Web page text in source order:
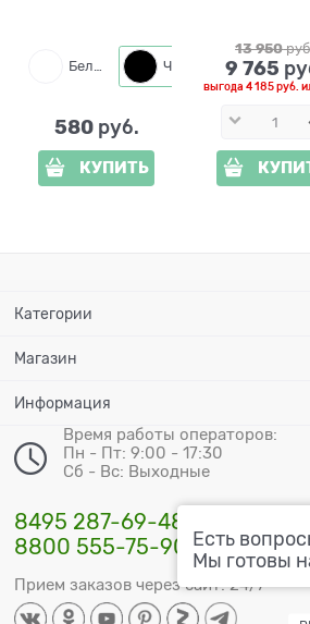
Белый
580 руб.
КУПИТЬ
U07504
13 950
9 765
выгода4 185 руб.
Категории
Магазин
Информация
Время работы операторов:
Пн - Пт: 9:00 - 17:30
Сб - Вс: Выходные
8495 287-69-48
8800 555-75-90
Прием заказов через сайт: 24/7
Есть
Мы готовы